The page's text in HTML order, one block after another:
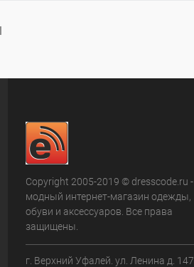
Copyright 2005-2019 © dresscode.ru -
модный интернет-магазин одежды,
обуви и аксессуаров. Все права
защищены.
г. Верхний Уфалей. ул. Ленина д. 147